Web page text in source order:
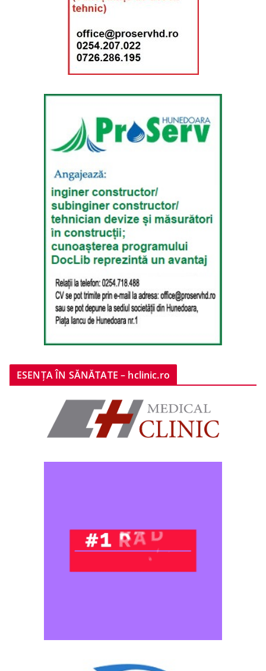
ESENȚA ÎN SĂNĂTATE – hclinic.ro